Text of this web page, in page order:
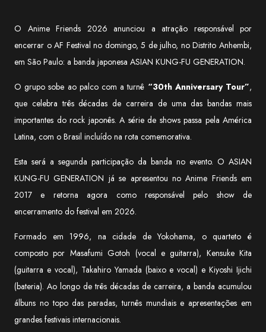
O Anime Friends 2026 anunciou a atração responsável por
encerrar o AF Festival no domingo, 5 de julho, no Distrito Anhembi,
em São Paulo: a banda japonesa ASIAN KUNG-FU GENERATION.
O grupo sobe ao palco com a turnê “30th Anniversary Tour”,
que celebra três décadas de carreira de uma das bandas mais
importantes do rock japonês. A série de shows passa pela América
Latina, com o Brasil incluído na rota comemorativa.
Esta será a segunda participação da banda no evento. O ASIAN
KUNG-FU GENERATION já se apresentou no Anime Friends em
2017 e retorna agora como responsável pelo show de
encerramento do festival em 2026.
Formado em 1996, na cidade de Yokohama, o quarteto é
composto por Masafumi Gotoh (vocal e guitarra), Kensuke Kita
(guitarra e vocal), Takahiro Yamada (baixo e vocal) e Kiyoshi Ijichi
(bateria). Ao longo de três décadas de carreira, a banda acumulou
álbuns no topo das paradas, turnês mundiais e apresentações em
grandes festivais internacionais.